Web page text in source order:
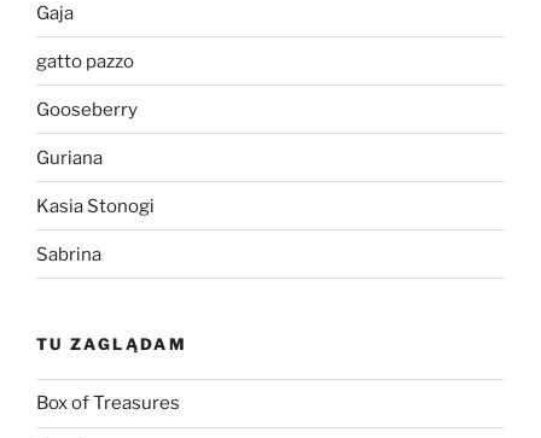
Gaja
gatto pazzo
Gooseberry
Guriana
Kasia Stonogi
Sabrina
TU ZAGLĄDAM
Box of Treasures